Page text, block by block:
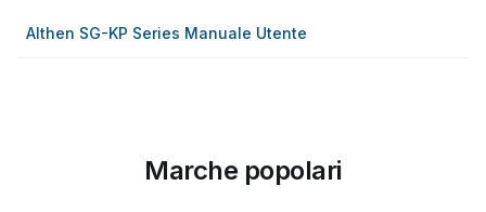
Althen SG-KP Series Manuale Utente
Marche popolari